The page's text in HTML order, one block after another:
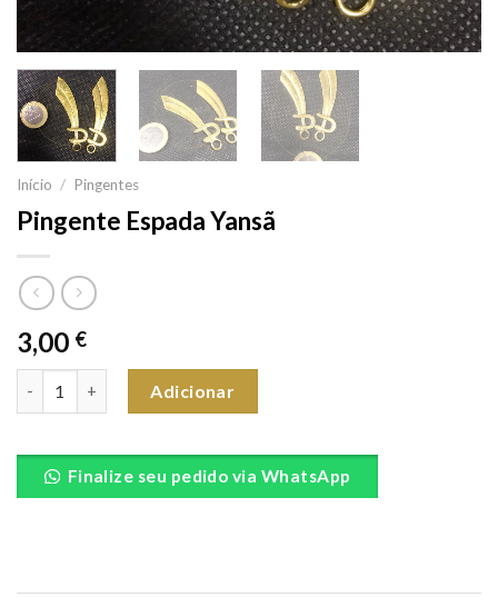
Início / Pingentes
Pingente Espada Yansã
3,00 €
Adicionar
Finalize seu pedido via WhatsApp